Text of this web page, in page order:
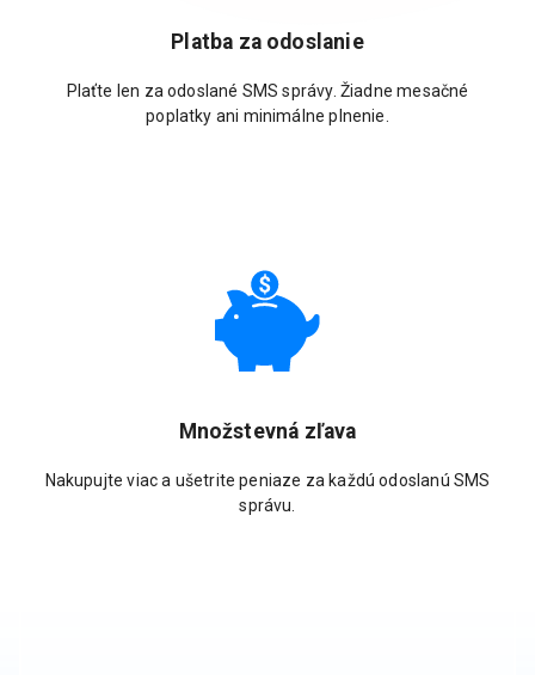
Platba za odoslanie
Plaťte len za odoslané SMS správy. Žiadne mesačné
poplatky ani minimálne plnenie.
Množstevná zľava
Nakupujte viac a ušetrite peniaze za každú odoslanú SMS
správu.